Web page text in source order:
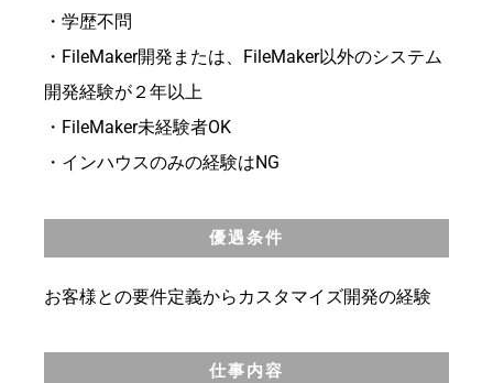
・学歴不問
・FileMaker開発または、FileMaker以外のシステム
開発経験が２年以上
・FileMaker未経験者OK
・インハウスのみの経験はNG
優遇条件
お客様との要件定義からカスタマイズ開発の経験
仕事内容